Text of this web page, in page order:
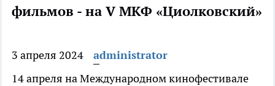
фильмов - на V МКФ «Циолковский»
3 апреля 2024
administrator
14 апреля на Международном кинофестивале